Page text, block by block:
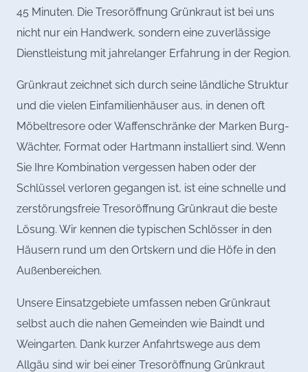
45 Minuten. Die Tresoröffnung Grünkraut ist bei uns
nicht nur ein Handwerk, sondern eine zuverlässige
Dienstleistung mit jahrelanger Erfahrung in der Region.
Grünkraut zeichnet sich durch seine ländliche Struktur
und die vielen Einfamilienhäuser aus, in denen oft
Möbeltresore oder Waffenschränke der Marken Burg-
Wächter, Format oder Hartmann installiert sind. Wenn
Sie Ihre Kombination vergessen haben oder der
Schlüssel verloren gegangen ist, ist eine schnelle und
zerstörungsfreie Tresoröffnung Grünkraut die beste
Lösung. Wir kennen die typischen Schlösser in den
Häusern rund um den Ortskern und die Höfe in den
Außenbereichen.
Unsere Einsatzgebiete umfassen neben Grünkraut
selbst auch die nahen Gemeinden wie Baindt und
Weingarten. Dank kurzer Anfahrtswege aus dem
Allgäu sind wir bei einer Tresoröffnung Grünkraut